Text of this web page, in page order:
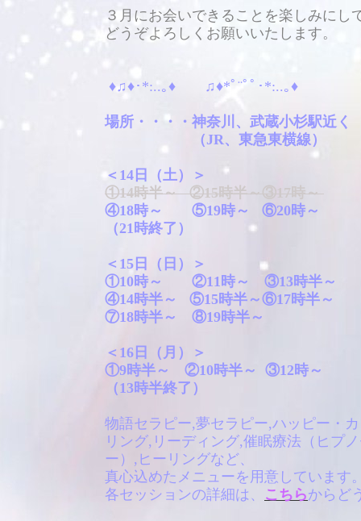
３月にお会いできることを楽しみにし
どうぞよろしくお願いいたします。
♦♫♦･*:..｡♦ ♫♦*ﾟ¨ﾟﾟ･*:..｡♦
場所・・・・神奈川、武蔵小杉駅近く
（JR、東急東横線）
＜14日（土）＞
①14時半～ ②15時半～③17時～
④18時～ ⑤19時～ ⑥20時～
（21時終了）
＜15日（日）＞
①10時～ ②11時～ ③13時半～
④14時半～ ⑤15時半～⑥17時半～
⑦18時半～ ⑧19時半～
＜16日（月）＞
①9時半～ ②10時半～ ③12時～
（13時半終了）
物語セラピー,夢セラピー,ハッピー・
リング,リーディング,催眠療法（ヒプ
ー）,ヒーリングなど、
真心込めたメニューを用意していま
各セッションの詳細は、 こちらからど